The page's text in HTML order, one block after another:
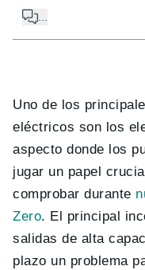
Uno de los
eléctricos son los
aspecto donde los
jugar un papel
comprobar durante
Zero. El principal
salidas de alta
plazo un problema